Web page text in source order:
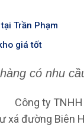
Trần Phạm
giá tốt
có nhu
Công ty
xá đường Biên